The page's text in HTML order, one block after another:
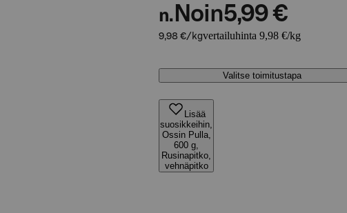
n. Noin5,99 €
9,98 €/kgvertailuhinta 9,98 €/kg
Valitse toimitustapa
Lisää
suosikkeihin,
Ossin Pulla,
600 g,
Rusinapitko,
vehnäpitko